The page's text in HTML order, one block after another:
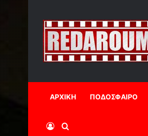
ΑΡΧΙΚΗ ΠΟΔΟΣΦΑΙΡΟ
Log InΑναζήτηση